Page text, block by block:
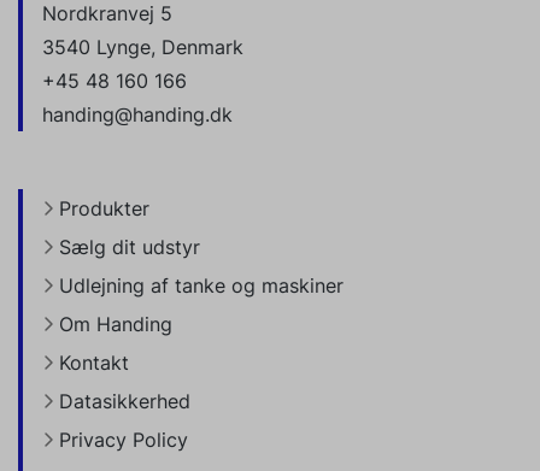
Nordkranvej 5
3540 Lynge, Denmark
+45 48 160 166
handing@handing.dk
Produkter
Sælg dit udstyr
Udlejning af tanke og maskiner
Om Handing
Kontakt
Datasikkerhed
Privacy Policy